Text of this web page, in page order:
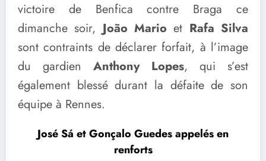
victoire de Benfica contre Braga ce
dimanche soir,João Mario et Rafa Silva
sont contraints de déclarer forfait, à l’image
du gardien Anthony Lopes, qui s’est
également blessé durant la défaite de son
équipe à Rennes.
José Sá et Gonçalo Guedes appelés en
renforts